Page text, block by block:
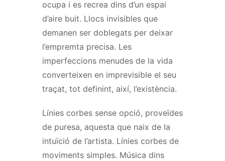
ocupa i es recrea dins d’un espai
d’aire buit. Llocs invisibles que
demanen ser doblegats per deixar
l’empremta precisa. Les
imperfeccions menudes de la vida
converteixen en imprevisible el seu
traçat, tot definint, així, l’existència.
Línies corbes sense opció, proveïdes
de puresa, aquesta que naix de la
intuïció de l’artista. Línies corbes de
moviments simples. Música dins